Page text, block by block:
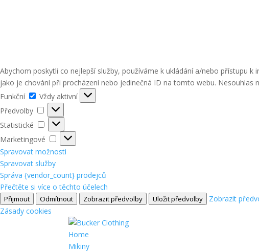
Abychom poskytli co nejlepší služby, používáme k ukládání a/nebo přístupu
jako je chování při procházení nebo jedinečná ID na tomto webu.
Funkční
Funkční
Vždy aktivní
Předvolby
Předvolby
Statistické
Statistické
Marketingové
Marketingové
Spravovat možnosti
Spravovat služby
Správa {vendor_count} prodejců
Přečtěte si více o těchto účelech
Přijmout Odmítnout Zobrazit předvolby Uložit předvolby
Zobrazit
Zásady cookies
Home
Mikiny